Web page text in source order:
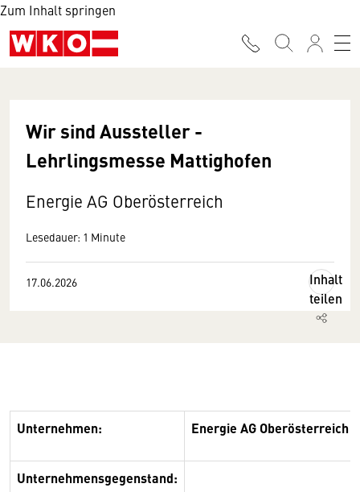
Zum Inhalt springen
Wir sind Aussteller -
Lehrlingsmesse Mattighofen
Energie AG Oberösterreich
Lesedauer: 1 Minute
17.06.2026
Inhalt
teilen
Unternehmen: Energie AG Oberösterreich
Unternehmensgegenstand: